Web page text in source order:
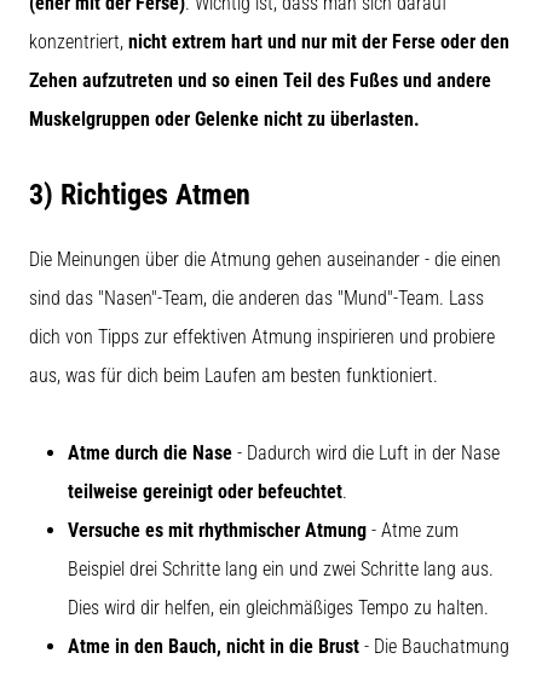
konzentriert, nicht extrem hart und nur mit der Ferse oder den
Zehen aufzutreten und so einen Teil des Fußes und andere
Muskelgruppen oder Gelenke nicht zu überlasten.
3) Richtiges Atmen
Die Meinungen über die Atmung gehen auseinander - die einen
sind das "Nasen"-Team, die anderen das "Mund"-Team. Lass
dich von Tipps zur effektiven Atmung inspirieren und probiere
aus, was für dich beim Laufen am besten funktioniert.
Atme durch die Nase - Dadurch wird die Luft in der Nase
teilweise gereinigt oder befeuchtet.
Versuche es mit rhythmischer Atmung - Atme zum
Beispiel drei Schritte lang ein und zwei Schritte lang aus.
Dies wird dir helfen, ein gleichmäßiges Tempo zu halten.
Atme in den Bauch, nicht in die Brust - Die Bauchatmung